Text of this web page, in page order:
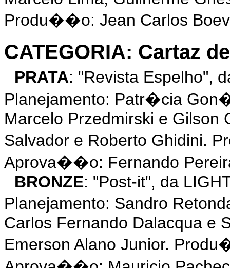
Produ��o: Jean Carlos
CATEGORIA: Cartaz
PRATA: "Revista Espelho",
Planejamento: Patr�cia
Marcelo Przedmirski e Gilson
Salvador e Roberto Ghidini.
Aprova��o: Fernando
BRONZE: "Post-it", da
Planejamento: Sandro
Carlos Fernando Dalacqua e
Emerson Alano Junior.